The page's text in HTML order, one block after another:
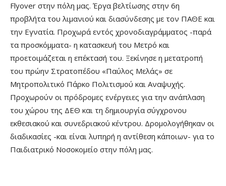
Flyover στην πόλη μας. Έργα βελτίωσης στην 6η
προβλήτα του λιμανιού και διασύνδεσης με τον ΠΑΘΕ και
την Εγνατία. Προχωρά εντός χρονοδιαγράμματος -παρά
τα προσκόμματα- η κατασκευή του Μετρό και
προετοιμάζεται η επέκτασή του. Ξεκίνησε η μετατροπή
του πρώην Στρατοπέδου «Παύλος Μελάς» σε
Μητροπολιτικό Πάρκο Πολιτισμού και Αναψυχής.
Προχωρούν οι πρόδρομες ενέργειες για την ανάπλαση
του χώρου της ΔΕΘ και τη δημιουργία σύγχρονου
εκθεσιακού και συνεδριακού κέντρου. Δρομολογήθηκαν οι
διαδικασίες -και είναι λυπηρή η αντίθεση κάποιων- για το
Παιδιατρικό Νοσοκομείο στην πόλη μας.